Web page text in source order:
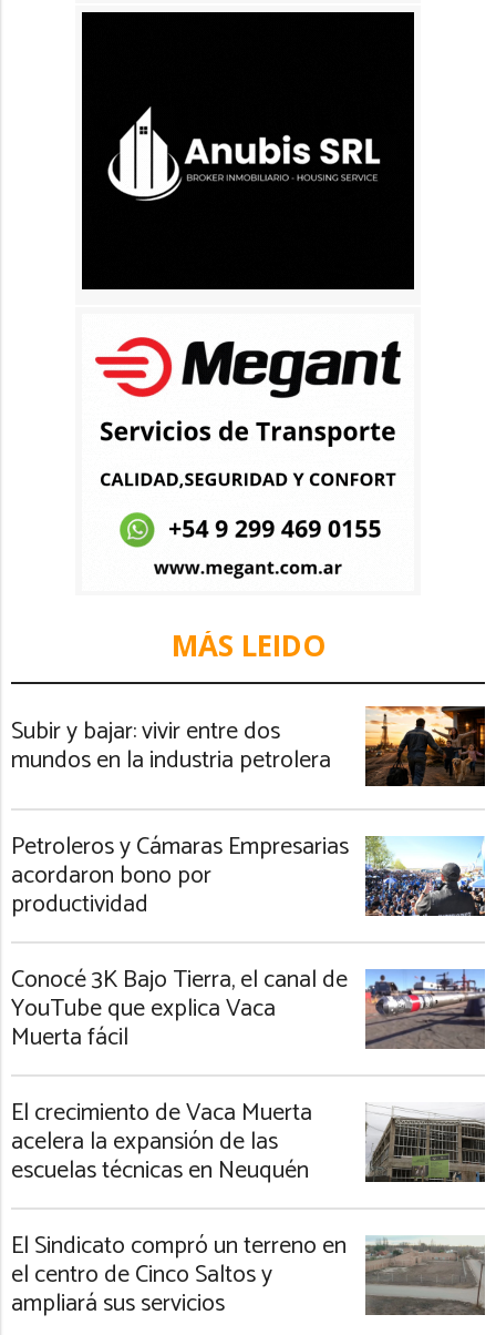
MÁS LEIDO
Subir y bajar: vivir entre dos
mundos en la industria petrolera
Petroleros y Cámaras Empresarias
acordaron bono por
productividad
Conocé 3K Bajo Tierra, el canal de
YouTube que explica Vaca
Muerta fácil
El crecimiento de Vaca Muerta
acelera la expansión de las
escuelas técnicas en Neuquén
El Sindicato compró un terreno en
el centro de Cinco Saltos y
ampliará sus servicios